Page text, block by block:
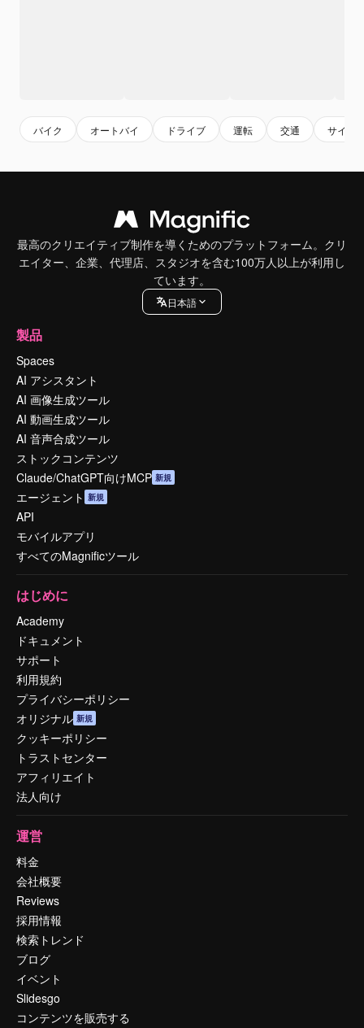
バイク オートバイ ドライブ 運転 交通 サイク
最高のクリエイティブ制作を導くためのプラットフォーム。クリ
エイター、企業、代理店、スタジオを含む100万人以上が利用し
ています。
日本語
製品
Spaces
AI アシスタント
AI 画像生成ツール
AI 動画生成ツール
AI 音声合成ツール
ストックコンテンツ
Claude/ChatGPT向けMCP 新規
エージェント 新規
API
モバイルアプリ
すべてのMagnificツール
はじめに
Academy
ドキュメント
サポート
利用規約
プライバシーポリシー
オリジナル 新規
クッキーポリシー
トラストセンター
アフィリエイト
法人向け
運営
料金
会社概要
Reviews
採用情報
検索トレンド
ブログ
イベント
Slidesgo
コンテンツを販売する